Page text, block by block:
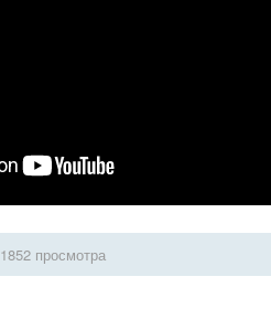
1852 просмотра